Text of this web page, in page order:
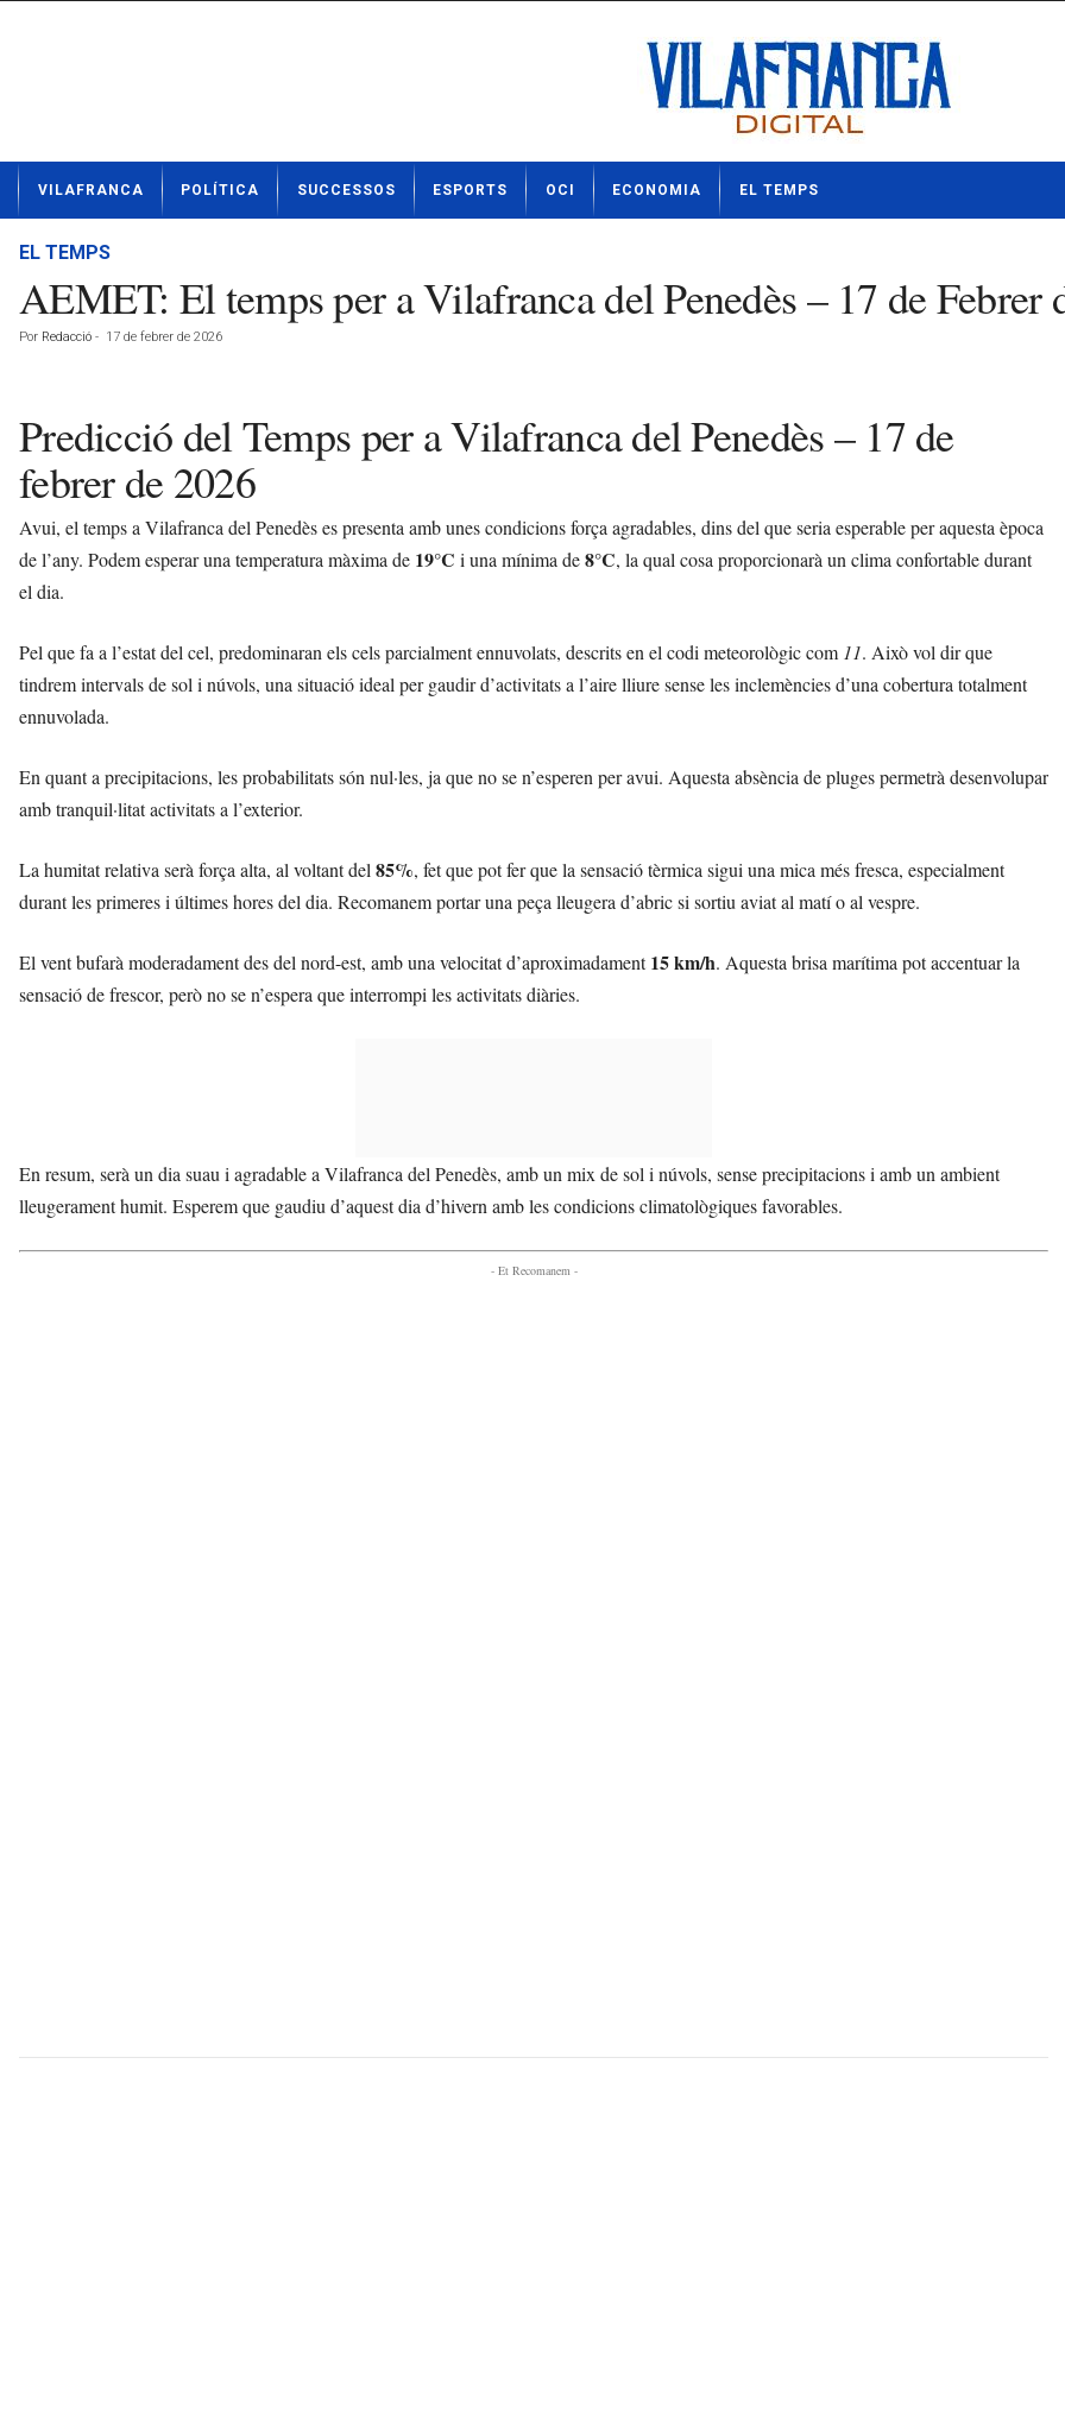
t
VILAFRANCA POLÍTICA SUCCESSOS ESPORTS OCI ECONOMIA EL TEMPS
EL TEMPS
AEMET: El temps per a Vilafranca del Penedès – 17 de Febrer
Por Redacció - 17 de febrer de 2026
Predicció del Temps per a Vilafranca del Penedès – 17 de
febrer de 2026
Avui, el temps a Vilafranca del Penedès es presenta amb unes condicions força agradables, dins del que seria esperable per aquesta època
de l’any. Podem esperar una temperatura màxima de 19°C i una mínima de8°C, la qual cosa proporcionarà un clima confortable durant
el dia.
Pel que fa a l’estat del cel, predominaran els cels parcialment ennuvolats, descrits en el codi meteorològic com 11. Això vol dir que
tindrem intervals de sol i núvols, una situació ideal per gaudir d’activitats a l’aire lliure sense les inclemències d’una cobertura totalment
ennuvolada.
En quant a precipitacions, les probabilitats són nul·les, ja que no se n’esperen per avui. Aquesta absència de pluges permetrà desenvolupar
amb tranquil·litat activitats a l’exterior.
La humitat relativa serà força alta, al voltant del 85%, fet que pot fer que la sensació tèrmica sigui una mica més fresca, especialment
durant les primeres i últimes hores del dia. Recomanem portar una peça lleugera d’abric si sortiu aviat al matí o al vespre.
El vent bufarà moderadament des del nord-est, amb una velocitat d’aproximadament15 km/h. Aquesta brisa marítima pot accentuar la
sensació de frescor, però no se n’espera que interrompi les activitats diàries.
En resum, serà un dia suau i agradable a Vilafranca del Penedès, amb un mix de sol i núvols, sense precipitacions i amb un ambient
lleugerament humit. Esperem que gaudiu d’aquest dia d’hivern amb les condicions climatològiques favorables.
- Et Recomanem -